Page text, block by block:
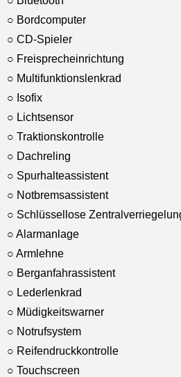
○ Bordcomputer
○ CD-Spieler
○ Freisprecheinrichtung
○ Multifunktionslenkrad
○ Isofix
○ Lichtsensor
○ Traktionskontrolle
○ Dachreling
○ Spurhalteassistent
○ Notbremsassistent
○ Schlüssellose
○ Alarmanlage
○ Armlehne
○ Berganfahrassistent
○ Lederlenkrad
○ Müdigkeitswarner
○ Notrufsystem
○ Reifendruckkontrolle
○ Touchscreen